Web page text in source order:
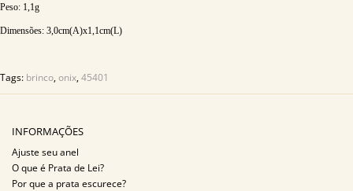
Peso: 1,1g
Dimensões: 3,0cm(A)x1,1cm(L)
Tags: brinco,onix,45401
INFORMAÇÕES
Ajuste seu anel
O que é Prata de Lei?
Por que a prata escurece?